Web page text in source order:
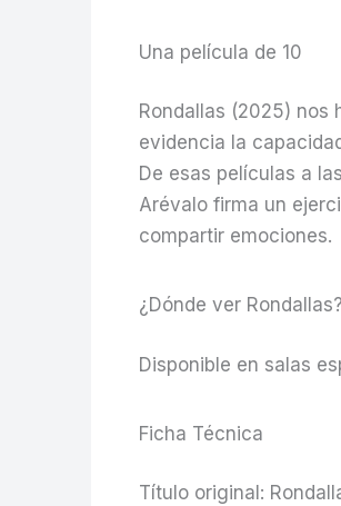
Una película de 10
Rondallas (2025) nos
evidencia la
De esas películas a
Arévalo firma un
compartir emociones.
¿Dónde ver Rondallas?
Disponible en salas
Ficha Técnica
Título original: